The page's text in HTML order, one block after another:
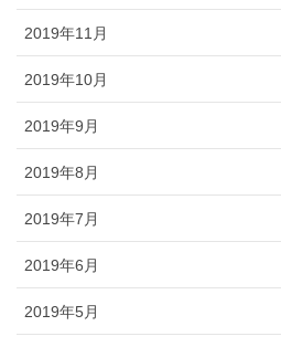
2019年11月
2019年10月
2019年9月
2019年8月
2019年7月
2019年6月
2019年5月